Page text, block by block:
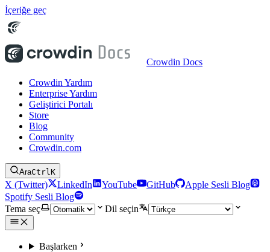
İçeriğe geç
Crowdin Docs
Crowdin Yardım
Enterprise Yardım
Geliştirici Portalı
Store
Blog
Community
Crowdin.com
AraCtrlK
X (Twitter) LinkedIn YouTube GitHub
Apple Sesli Blog
Spotify Sesli Blog
Tema seç
Dil seçin
Başlarken